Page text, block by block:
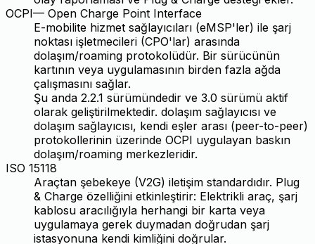
OCPI— Open Charge Point Interface
E-mobilite hizmet sağlayıcıları (eMSP'ler) ile şarj
noktası işletmecileri (CPO'lar) arasında
dolaşım/roaming protokolüdür. Bir sürücünün
kartının veya uygulamasının birden fazla ağda
çalışmasını sağlar.
Şu anda 2.2.1 sürümündedir ve 3.0 sürümü aktif
olarak geliştirilmektedir. dolaşım sağlayıcısı ve
dolaşım sağlayıcısı, kendi eşler arası (peer-to-peer)
protokollerinin üzerinde OCPI uygulayan baskın
dolaşım/roaming merkezleridir.
ISO 15118
Araçtan şebekeye (V2G) iletişim standardıdır. Plug
& Charge özelliğini etkinleştirir: Elektrikli araç, şarj
kablosu aracılığıyla herhangi bir karta veya
uygulamaya gerek duymadan doğrudan şarj
istasyonuna kendi kimliğini doğrular.